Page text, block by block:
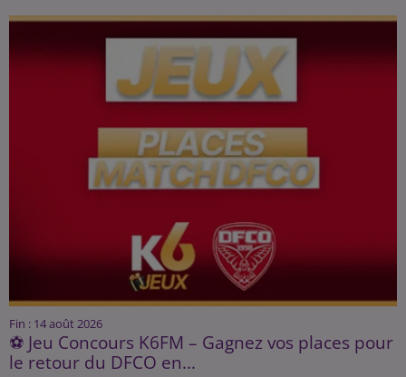
Fin : 14 août 2026
⚽ Jeu Concours K6FM – Gagnez vos places pour
le retour du DFCO en...